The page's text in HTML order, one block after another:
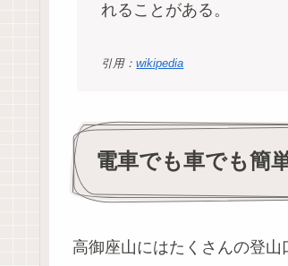
れることがある。
引用：wikipedia
電車でも車でも簡
高御座山にはたくさんの登山